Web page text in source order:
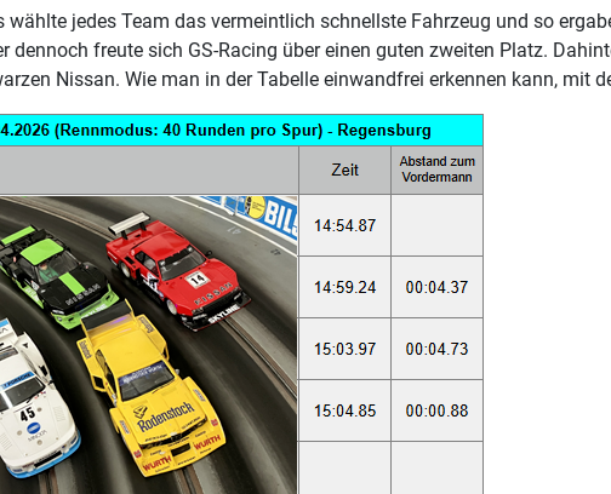
wählte jedes Team das vermeintlich schnellste Fahrzeug und so
dennoch freute sich GS-Racing über einen guten zweiten Platz.
Nissan. Wie man in der Tabelle einwandfrei erkennen kann, mit